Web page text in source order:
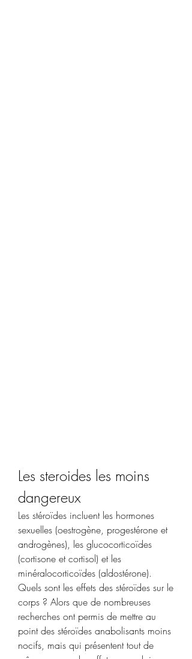
Les steroides les moins
dangereux
Les stéroïdes incluent les hormones
sexuelles (oestrogène, progestérone et
androgènes), les glucocorticoïdes
(cortisone et cortisol) et les
minéralocorticoïdes (aldostérone).
Quels sont les effets des stéroïdes sur le
corps ? Alors que de nombreuses
recherches ont permis de mettre au
point des stéroïdes anabolisants moins
nocifs, mais qui présentent tout de